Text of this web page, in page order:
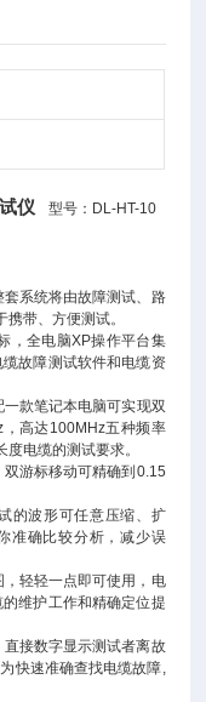
仪 型号：DL-HT-10
系统将由故障测试、路
携带、方便测试。
，全电脑XP操作平台集
故障测试软件和电缆资
款笔记本电脑可实现双
高达100MHz五种频率
度电缆的测试要求。
游标移动可精确到0.15
的波形可任意压缩、扩
准确比较分析，减少误
轻轻一点即可使用，电
维护工作和精确定位提
接数字显示测试者离故
快速准确查找电缆故障,